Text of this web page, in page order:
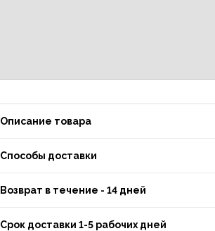
Описание товара
Способы доставки
Возврат в течение - 14 дней
Срок доставки 1-5 рабочих дней